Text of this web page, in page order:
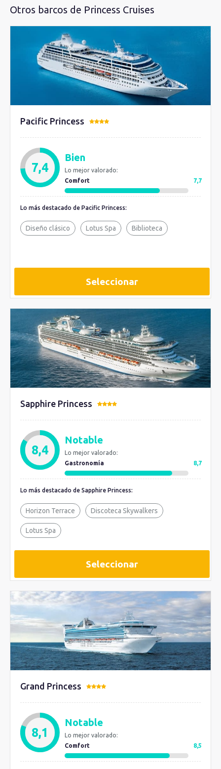
Otros barcos de Princess Cruises
Pacific Princess
7,4
Bien
Lo mejor valorado:
Comfort
7,7
Lo más destacado de Pacific Princess:
Diseño clásico Lotus Spa Biblioteca
Seleccionar
Sapphire Princess
8,4
Notable
Lo mejor valorado:
Gastronomía
8,7
Lo más destacado de Sapphire Princess:
Horizon Terrace Discoteca Skywalkers
Lotus Spa
Seleccionar
Grand Princess
8,1
Notable
Lo mejor valorado:
Comfort
8,5